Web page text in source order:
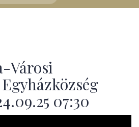
Városi
07:30